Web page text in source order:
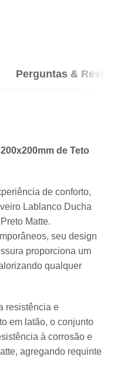
Perguntas &
de Teto
de conforto,
Lablanco Ducha
Matte.
seu design
proporciona um
qualquer
resistência e
em latão, o conjunto
à corrosão e
agregando requinte